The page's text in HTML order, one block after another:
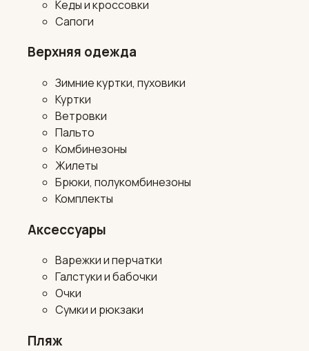
Кеды и кроссовки
Сапоги
Верхняя одежда
Зимние куртки, пуховики
Куртки
Ветровки
Пальто
Комбинезоны
Жилеты
Брюки, полукомбинезоны
Комплекты
Аксессуары
Варежки и перчатки
Галстуки и бабочки
Очки
Сумки и рюкзаки
Пляж